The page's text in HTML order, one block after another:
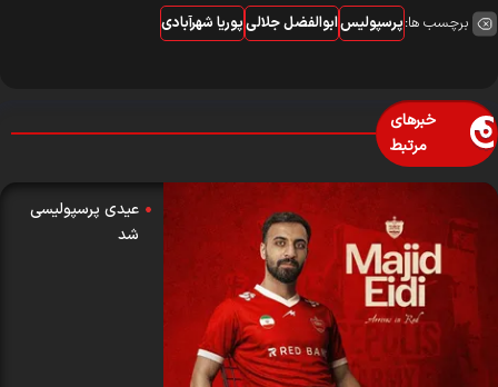
برچسب ها:پرسپولیسابوالفضل جلالیپوریا شهرآبادی
خبرهای
مرتبط
عیدی پرسپولیسی
شد